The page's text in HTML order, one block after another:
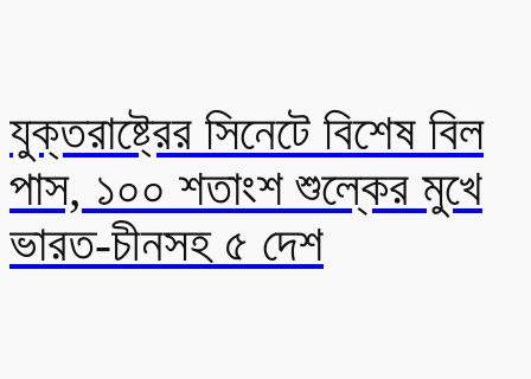
যুক্তরাষ্ট্রের সিনেটে বিশেষ বিল
পাস, ১০০ শতাংশ শুল্কের মুখে
ভারত-চীনসহ ৫ দেশ